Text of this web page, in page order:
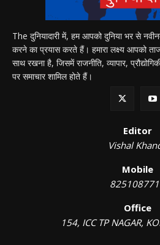
The दुनियादारी में, हम आपको दुनिया भर से
करने का प्रयास करते हैं। हमारा लक्ष्य आपको
साथ रखना है, जिसमें राजनीति, व्यापार,
पर समाचार शामिल होते हैं।
Editor
Vishal
Mobile
Office
154, ICC TP NAGAR,